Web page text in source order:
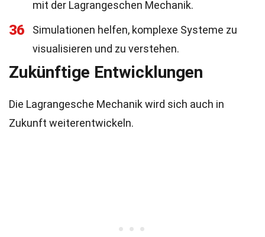
mit der Lagrangeschen Mechanik.
36
Simulationen helfen, komplexe Systeme zu
visualisieren und zu verstehen.
Zukünftige Entwicklungen
Die Lagrangesche Mechanik wird sich auch in
Zukunft weiterentwickeln.